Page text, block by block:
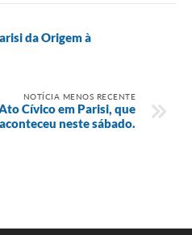
da Origem à
NOTÍCIA MENOS RECENTE
Cívico em Parisi, que
aconteceu neste sábado.